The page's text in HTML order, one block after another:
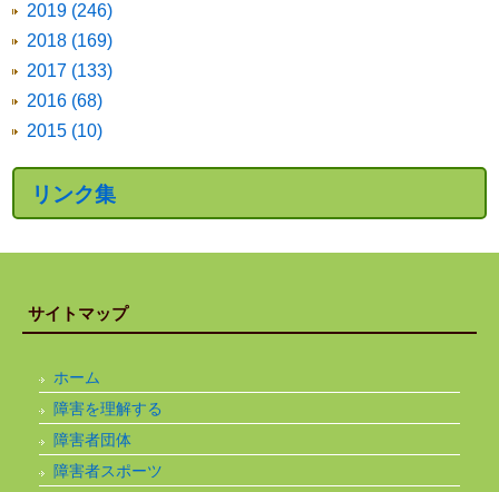
2019 (246)
2018 (169)
2017 (133)
2016 (68)
2015 (10)
リンク集
サイトマップ
ホーム
障害を理解する
障害者団体
障害者スポーツ